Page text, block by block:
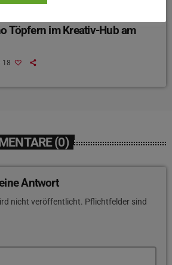
Töpfern im Kreativ-Hub am
18
(0)
Antwort
nicht veröffentlicht. Pflichtfelder sind